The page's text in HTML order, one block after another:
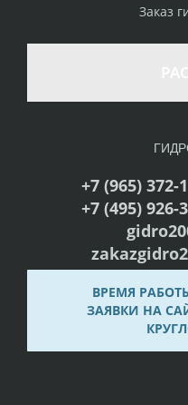
Заказ
+7 (965)
+7 (495)
ВРЕМЯ
ЗАЯВКИ НА